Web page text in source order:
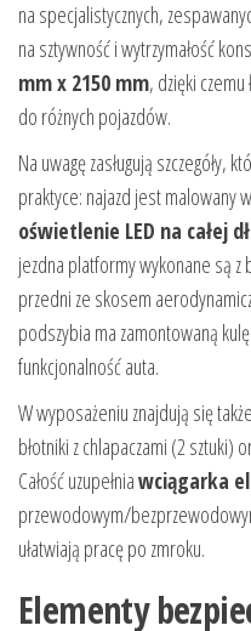
na specjalistycznych,
na sztywność i wytrzymałość
mm x 2150 mm, dzięki
do różnych pojazdów.
Na uwagę zasługują
praktyce: najazd jest malowany
oświetlenie LED na całej
jezdna platformy wykonane są z
przedni ze skosem
podszybia ma zamontowaną
funkcjonalność auta.
W wyposażeniu znajdują się
błotniki z chlapaczami (2 sztuki)
Całość uzupełniawciągarka
przewodowym/
ułatwiają pracę po zmroku.
Elementy